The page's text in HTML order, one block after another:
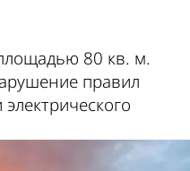
80 кв. м.
правил